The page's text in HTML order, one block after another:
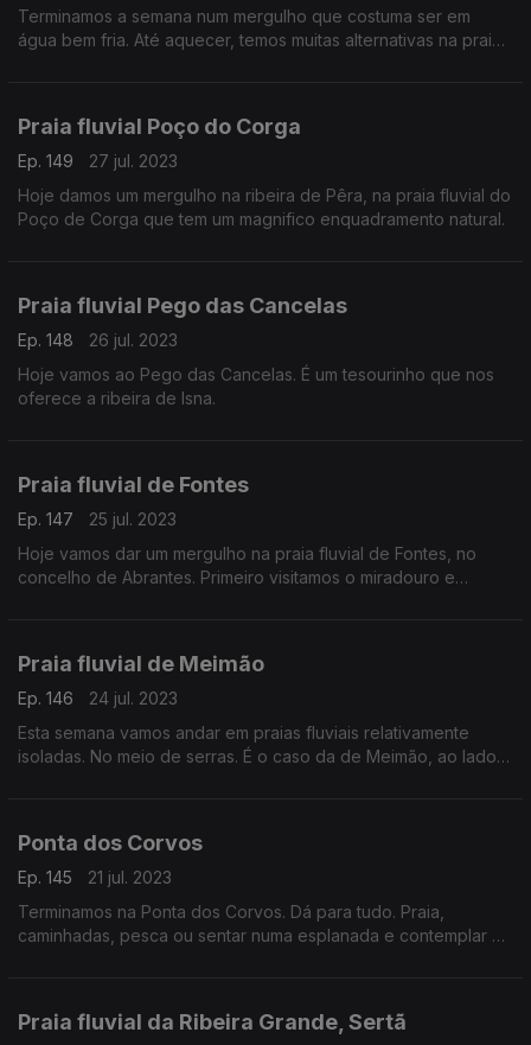
Terminamos a semana num mergulho que costuma ser em
água bem fria. Até aquecer, temos muitas alternativas na praia
Praia fluvial Poço do Corga
Ep. 149
27 jul. 2023
Hoje damos um mergulho na ribeira de Pêra, na praia fluvial do
Poço de Corga que tem um magnifico enquadramento natural.
Praia fluvial Pego das Cancelas
Ep. 148
26 jul. 2023
Hoje vamos ao Pego das Cancelas. É um tesourinho que nos
oferece a ribeira de Isna.
Praia fluvial de Fontes
Ep. 147
25 jul. 2023
Hoje vamos dar um mergulho na praia fluvial de Fontes, no
concelho de Abrantes. Primeiro visitamos o miradouro e
Praia fluvial de Meimão
Ep. 146
24 jul. 2023
Esta semana vamos andar em praias fluviais relativamente
isoladas. No meio de serras. É o caso da de Meimão, ao lado
Ponta dos Corvos
Ep. 145
21 jul. 2023
Terminamos na Ponta dos Corvos. Dá para tudo. Praia,
caminhadas, pesca ou sentar numa esplanada e contemplar a
Praia fluvial da Ribeira Grande, Sertã